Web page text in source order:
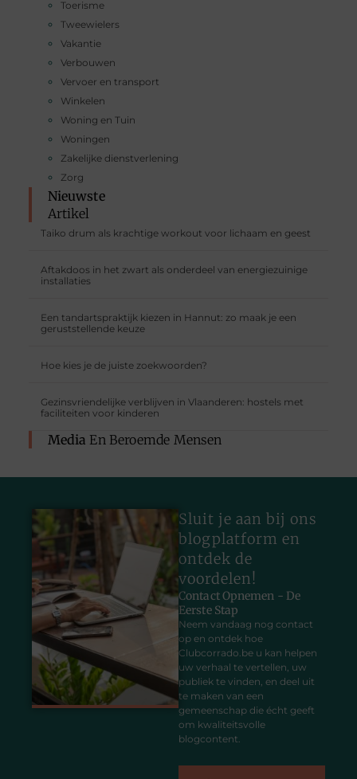
Toerisme
Tweewielers
Vakantie
Verbouwen
Vervoer en transport
Winkelen
Woning en Tuin
Woningen
Zakelijke dienstverlening
Zorg
Nieuwste
Artikel
Taiko drum als krachtige workout voor lichaam en geest
Aftakdoos in het zwart als onderdeel van energiezuinige
installaties
Een tandartspraktijk kiezen in Hannut: zo maak je een
geruststellende keuze
Hoe kies je de juiste zoekwoorden?
Gezinsvriendelijke verblijven in Vlaanderen: hostels met
faciliteiten voor kinderen
Media En Beroemde Mensen
Sluit je aan bij ons
blogplatform en
ontdek de
voordelen!
Contact Opnemen - De
Eerste Stap
Neem vandaag nog contact
op en ontdek hoe
Clubcorrado.be u kan helpen
uw verhaal te vertellen, uw
publiek te vinden, en deel uit
te maken van een
gemeenschap die écht geeft
om kwaliteitsvolle
blogcontent.